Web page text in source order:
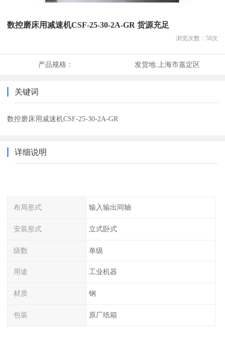
数控磨床用减速机CSF-25-30-2A-GR 货源充足
浏览次数： 58次
产品规格： 发货地: 上海市嘉定区
关键词
数控磨床用减速机CSF-25-30-2A-GR
详细说明
布局形式 输入输出同轴
安装形式 立式卧式
级数 单级
用途 工业机器
材质 钢
包装 原厂纸箱